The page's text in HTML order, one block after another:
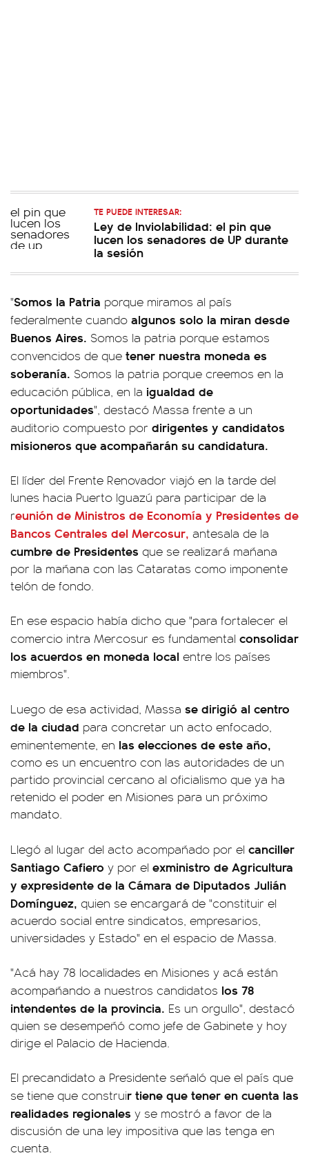
TE PUEDE INTERESAR:
Ley de Inviolabilidad: el pin que
lucen los senadores de UP durante
la sesión
"Somos la Patria porque miramos al país
federalmente cuando algunos solo la miran desde
Buenos Aires. Somos la patria porque estamos
convencidos de que tener nuestra moneda es
soberanía. Somos la patria porque creemos en la
educación pública, en la igualdad de
oportunidades", destacó Massa frente a un
auditorio compuesto por dirigentes y candidatos
misioneros que acompañarán su candidatura.
El líder del Frente Renovador viajó en la tarde del
lunes hacia Puerto Iguazú para participar de la
reunión de Ministros de Economía y Presidentes de
Bancos Centrales del Mercosur, antesala de la
cumbre de Presidentes que se realizará mañana
por la mañana con las Cataratas como imponente
telón de fondo.
En ese espacio había dicho que "para fortalecer el
comercio intra Mercosur es fundamental consolidar
los acuerdos en moneda local entre los países
miembros".
Luego de esa actividad, Massa se dirigió al centro
de la ciudad para concretar un acto enfocado,
eminentemente, en las elecciones de este año,
como es un encuentro con las autoridades de un
partido provincial cercano al oficialismo que ya ha
retenido el poder en Misiones para un próximo
mandato.
Llegó al lugar del acto acompañado por el canciller
Santiago Cafiero y por el exministro de Agricultura
y expresidente de la Cámara de Diputados Julián
Domínguez, quien se encargará de "constituir el
acuerdo social entre sindicatos, empresarios,
universidades y Estado" en el espacio de Massa.
"Acá hay 78 localidades en Misiones y acá están
acompañando a nuestros candidatos los 78
intendentes de la provincia. Es un orgullo", destacó
quien se desempeñó como jefe de Gabinete y hoy
dirige el Palacio de Hacienda.
El precandidato a Presidente señaló que el país que
se tiene que construir tiene que tener en cuenta las
realidades regionales y se mostró a favor de la
discusión de una ley impositiva que las tenga en
cuenta.